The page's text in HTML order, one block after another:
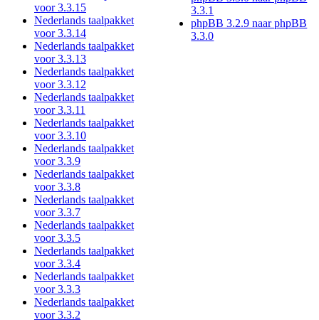
voor 3.3.15
Nederlands taalpakket
voor 3.3.14
Nederlands taalpakket
voor 3.3.13
Nederlands taalpakket
voor 3.3.12
Nederlands taalpakket
voor 3.3.11
Nederlands taalpakket
voor 3.3.10
Nederlands taalpakket
voor 3.3.9
Nederlands taalpakket
voor 3.3.8
Nederlands taalpakket
voor 3.3.7
Nederlands taalpakket
voor 3.3.5
Nederlands taalpakket
voor 3.3.4
Nederlands taalpakket
voor 3.3.3
Nederlands taalpakket
voor 3.3.2
3.3.1
phpBB 3.2.9 naar phpBB
3.3.0